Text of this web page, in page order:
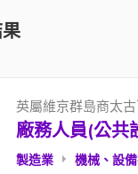
英屬維京群島商太
廠務人員(公共
製造業 機械、設